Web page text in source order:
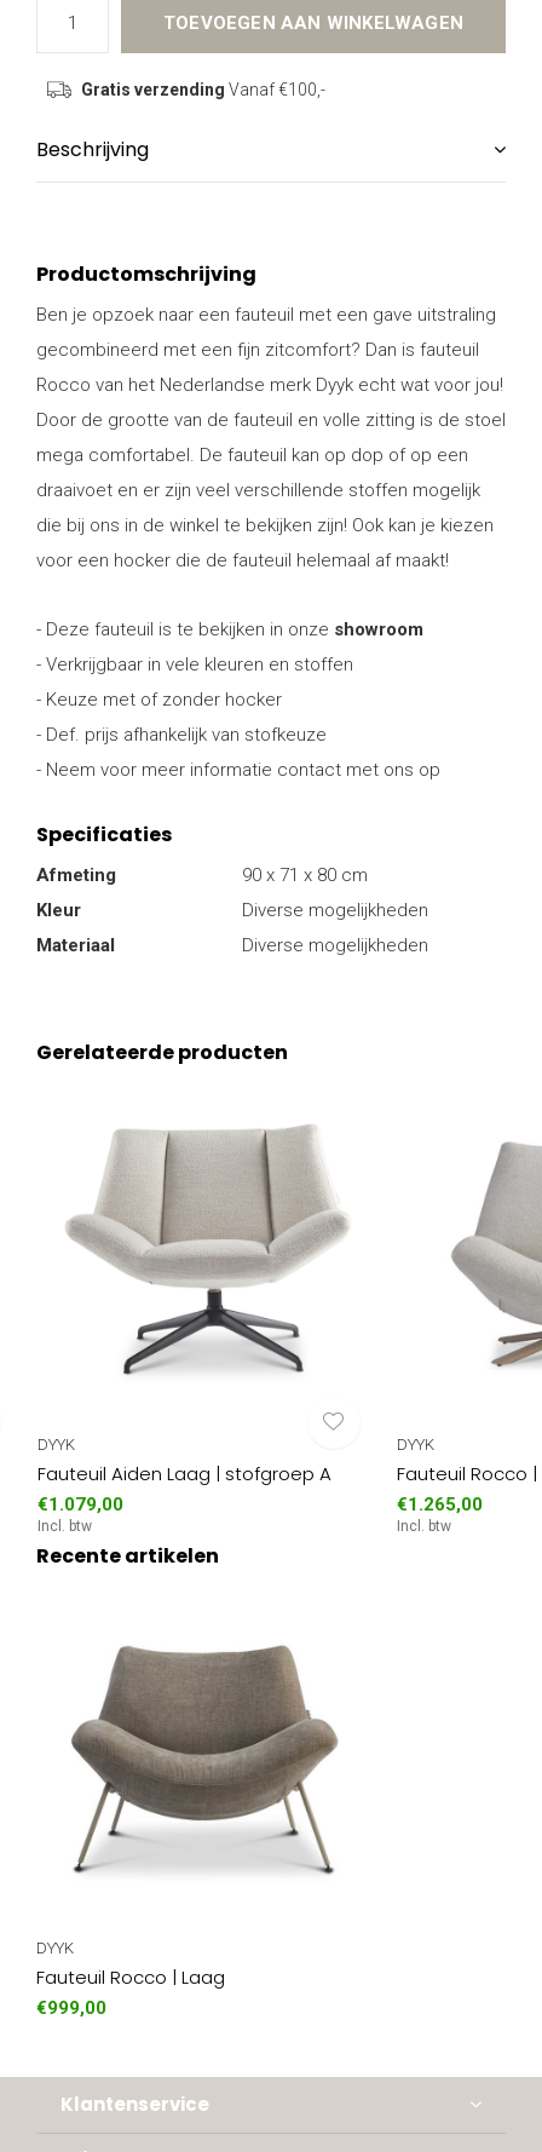
TOEVOEGEN AAN WINKELWAGEN
Gratis verzending Vanaf €100,-
Beschrijving
Productomschrijving
Ben je opzoek naar een fauteuil met een gave uitstraling
gecombineerd met een fijn zitcomfort? Dan is fauteuil
Rocco van het Nederlandse merk Dyyk echt wat voor jou!
Door de grootte van de fauteuil en volle zitting is de stoel
mega comfortabel. De fauteuil kan op dop of op een
draaivoet en er zijn veel verschillende stoffen mogelijk
die bij ons in de winkel te bekijken zijn! Ook kan je kiezen
voor een hocker die de fauteuil helemaal af maakt!
- Deze fauteuil is te bekijken in onze showroom
- Verkrijgbaar in vele kleuren en stoffen
- Keuze met of zonder hocker
- Def. prijs afhankelijk van stofkeuze
- Neem voor meer informatie contact met ons op
Specificaties
Afmeting
90 x 71 x 80 cm
Kleur
Diverse mogelijkheden
Materiaal
Diverse mogelijkheden
Gerelateerde producten
DYYK
Fauteuil Aiden Laag | stofgroep A
€1.079,00
Incl. btw
DYYK
Fauteuil Rocco
€1.265,00
Incl. btw
Recente artikelen
DYYK
Fauteuil Rocco | Laag
€999,00
Klantenservice